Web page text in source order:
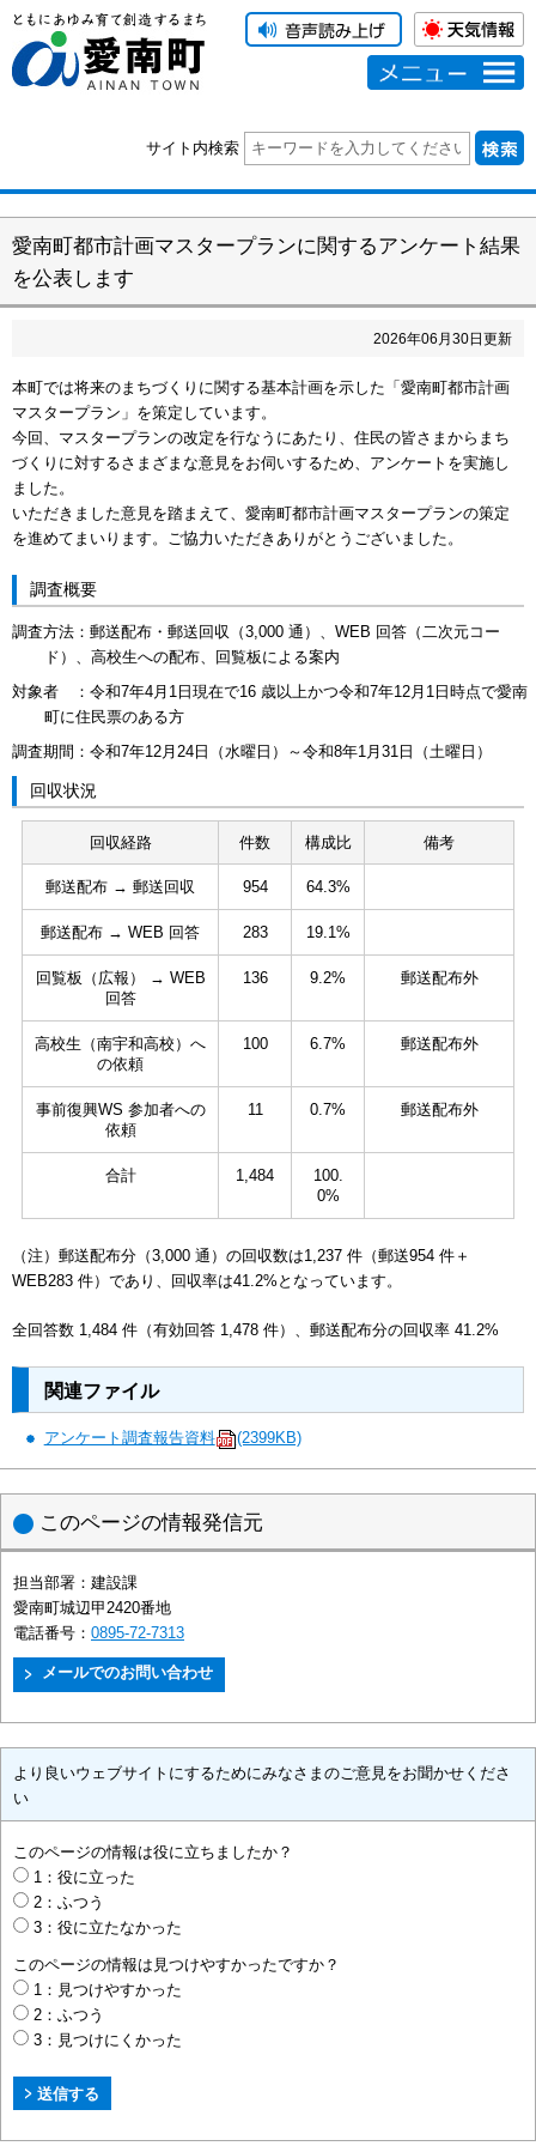
メニュー
サイト内検索
愛南町都市計画マスタープランに関するアンケート結果
を公表します
2026年06 月 30日更新
本町では将来のまちづくりに関する基本計画を示した「愛南町都市計画
マスタープラン」を策定しています。
今回、マスタープランの改定を行なうにあたり、住民の皆さまからまち
づくりに対するさまざまな意見をお伺いするため、アンケートを実施し
ました。
いただきました意見を踏まえて、愛南町都市計画マスタープランの策定
を進めてまいります。ご協力いただきありがとうございました。
調査概要
調査方法：郵送配布・郵送回収（3,000 通）、WEB 回答（二次元コー
ド）、高校生への配布、回覧板による案内
対象者 ：令和7年4月1日現在で16 歳以上かつ令和7年12月1日時点で愛南
町に住民票のある方
調査期間：令和7年12月24日（水曜日）～令和8年1月31日（土曜日）
回収状況
回収経路 件数 構成比 備考
郵送配布 → 郵送回収 954 64.3%
郵送配布 → WEB 回答 283 19.1%
回覧板（広報） → WEB
回答
136 9.2% 郵送配布外
高校生（南宇和高校）へ
の依頼
100 6.7% 郵送配布外
事前復興WS 参加者への
依頼
11 0.7% 郵送配布外
合計 1,484
100.
0%
（注）郵送配布分（3,000 通）の回収数は1,237 件（郵送954 件＋
WEB283 件）であり、回収率は41.2%となっています。
全回答数 1,484 件（有効回答 1,478 件）、郵送配布分の回収率 41.2%
関連ファイル
アンケート調査報告資料 (2399KB)
このページの情報発信元
担当部署： 建設課
愛南町城辺甲2420番地
電話番号： 0895-72-7313
より良いウェブサイトにするためにみなさまのご意見をお聞かせくださ
い
このページの情報は役に立ちましたか？
1：役に立った
2：ふつう
3：役に立たなかった
このページの情報は見つけやすかったですか？
1：見つけやすかった
2：ふつう
3：見つけにくかった